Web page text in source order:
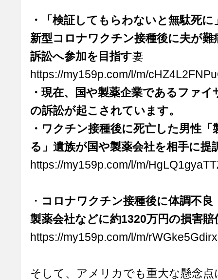
・「検証してもらわないと無駄死に
新型コロナワクチン接種後に夫が
訴訟へ参加を目指す妻
https://my159p.com/l/m/
・現在、国や製薬企業であるファ
の訴訟が起こされています。
・ワクチン接種後に死亡した男性
る」遺族が国や製薬会社を相手に提
https://my159p.com/l/m/
・ コロナワクチン接種後に体調不
製薬会社などに約1320万円の損害賠
https://my159p.com/l/m/
そして、アメリカでも重大な懸念